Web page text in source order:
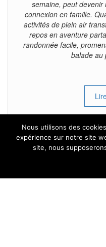
semaine, peut
connexion en famille.
activités de plein air
repos en aventure
randonnée facile,
balade
Tous
Nous utilisons des
expérience sur notre site
site, nous